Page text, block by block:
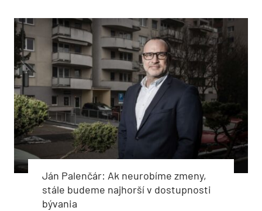
Ján Palenčár: Ak neurobíme zmeny,
stále budeme najhorší v dostupnosti
bývania